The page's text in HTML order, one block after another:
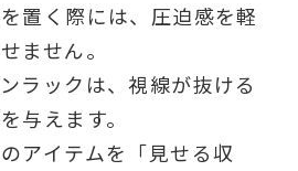
置く際には、圧迫感を軽
ません。
ラックは、視線が抜ける
与えます。
アイテムを「見せる収